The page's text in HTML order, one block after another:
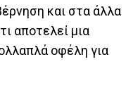
και στα άλλα
αποτελεί μια
οφέλη για